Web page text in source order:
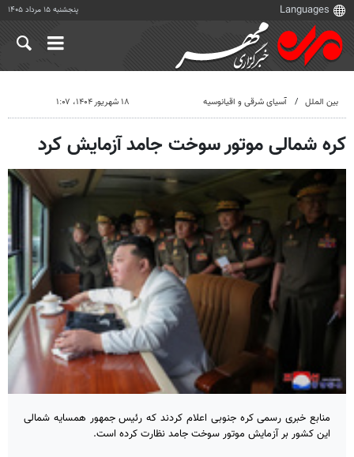
پنجشنبه ۱۵ مرداد ۱۴۰۵
بین الملل آسیای شرقی و اقیانوسیه ۱۸ شهریور ۱۴۰۴، ۱:۰۷
کره شمالی موتور سوخت جامد آزمایش کرد
منابع خبری رسمی کره جنوبی اعلام کردند که رئیس جمهور همسایه شمالی
این کشور بر آزمایش موتور سوخت جامد نظارت کرده است.